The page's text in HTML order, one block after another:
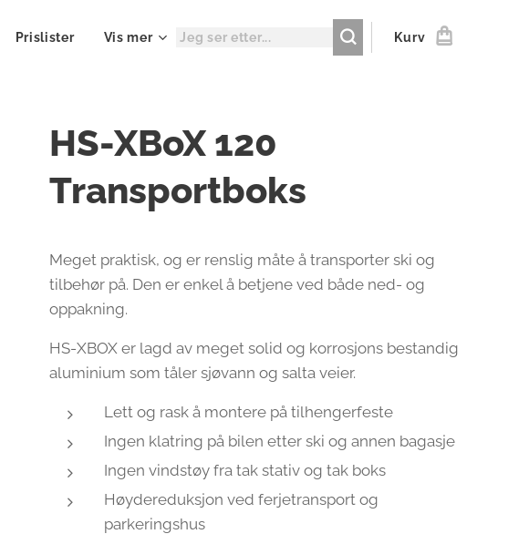
Prislister Vis mer Kurv
HS-XBoX 120
Transportboks
Meget praktisk, og er renslig måte å transporter ski og
tilbehør på. Den er enkel å betjene ved både ned- og
oppakning.
HS-XBOX er lagd av meget solid og korrosjons bestandig
aluminium som tåler sjøvann og salta veier.
Lett og rask å montere på tilhengerfeste
Ingen klatring på bilen etter ski og annen bagasje
Ingen vindstøy fra tak stativ og tak boks
Høydereduksjon ved ferjetransport og
parkeringshus